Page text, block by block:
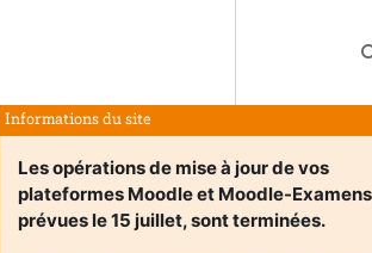
Informations du site
Les opérations de mise à jour de vos
plateformes Moodle et Moodle-
prévues le 15 juillet, sont terminées.